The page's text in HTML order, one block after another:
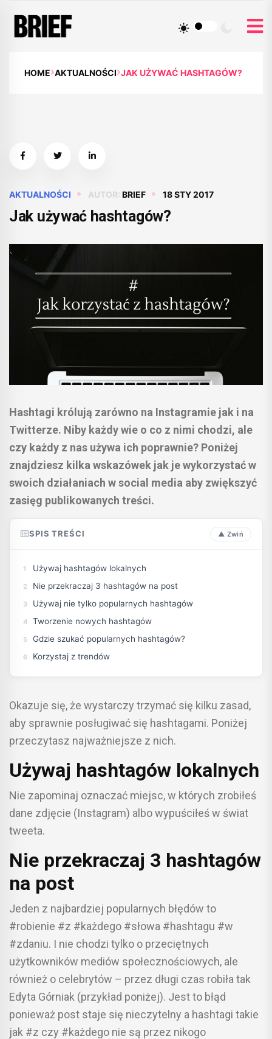
HOME AKTUALNOŚCI JAK UŻYWAĆ HASHTAGÓW?
AKTUALNOŚCI AUTOR: BRIEF 18 STY 2017
Jak używać hashtagów?
Hashtagi królują zarówno na Instagramie jak i na
Twitterze. Niby każdy wie o co z nimi chodzi, ale
czy każdy z nas używa ich poprawnie? Poniżej
znajdziesz kilka wskazówek jak je wykorzystać w
swoich działaniach w social media aby zwiększyć
zasięg publikowanych treści.
SPIS TREŚCI
Używaj hashtagów lokalnych
Nie przekraczaj 3 hashtagów na post
Używaj nie tylko popularnych hashtagów
Tworzenie nowych hashtagów
Gdzie szukać popularnych hashtagów?
Korzystaj z trendów
Okazuje się, że wystarczy trzymać się kilku zasad,
aby sprawnie posługiwać się hashtagami. Poniżej
przeczytasz najważniejsze z nich.
Używaj hashtagów lokalnych
Nie zapominaj oznaczać miejsc, w których zrobiłeś
dane zdjęcie (Instagram) albo wypuściłeś w świat
tweeta.
Nie przekraczaj 3 hashtagów
na post
Jeden z najbardziej popularnych błędów to
#robienie #z #każdego #słowa #hashtagu #w
#zdaniu. I nie chodzi tylko o przeciętnych
użytkowników mediów społecznościowych, ale
również o celebrytów – przez długi czas robiła tak
Edyta Górniak (przykład poniżej). Jest to błąd
ponieważ post staje się nieczytelny a hashtagi takie
jak #z czy #każdego nie są przez nikogo